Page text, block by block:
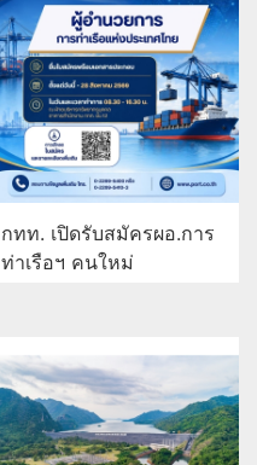
กทท. เปิดรับสมัครผอ.การ
ท่าเรือฯ คนใหม่